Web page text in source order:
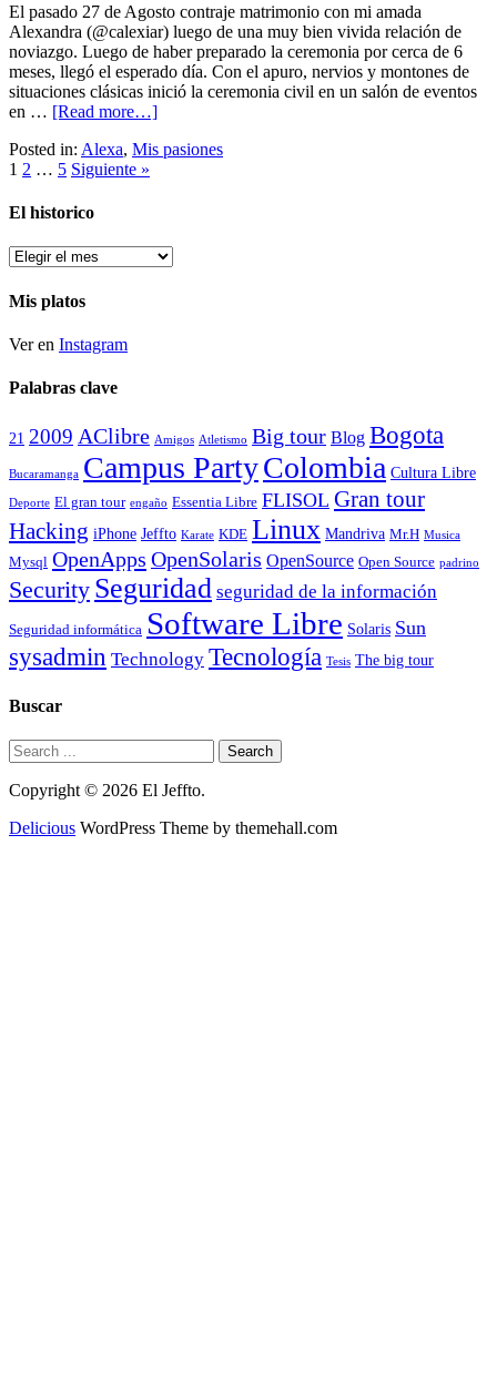
El pasado 27 de Agosto contraje matrimonio con mi amada
Alexandra (@calexiar) luego de una muy bien vivida relación de
noviazgo. Luego de haber preparado la ceremonia por cerca de 6
meses, llegó el esperado día. Con el apuro, nervios y montones de
situaciones clásicas inició la ceremonia civil en un salón de eventos
en … [Read more…]
Posted in: Alexa, Mis pasiones
1 2 … 5 Siguiente »
El historico
El
Mis platos
Ver en Instagram
Palabras clave
21 2009 AClibre Amigos Atletismo Big tour Blog Bogota
Bucaramanga Campus PartyColombia Cultura Libre
Deporte El gran tour engaño Essentia Libre FLISOL Gran tour
Hacking iPhone Jeffto Karate KDE Linux Mandriva Mr.H Musica
Mysql OpenApps OpenSolaris OpenSource Open Source padrino
Security Seguridad seguridad de la información
Seguridad informática Software Libre Solaris Sun
sysadmin Technology Tecnología Tesis The big tour
Buscar
Copyright © 2026 El Jeffto.
Delicious WordPress Theme by themehall.com